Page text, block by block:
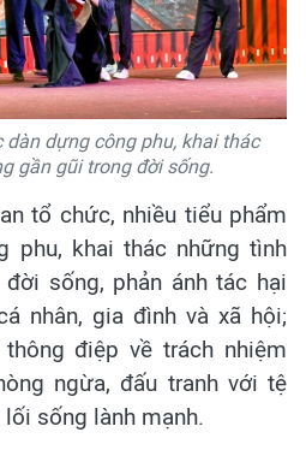
dựng công phu, khai thác
gần gũi trong đời sống.
tổ chức, nhiều tiểu phẩm
phu, khai thác những tình
sống, phản ánh tác hại
nhân, gia đình và xã hội;
điệp về trách nhiệm
ngừa, đấu tranh với tệ
sống lành mạnh.